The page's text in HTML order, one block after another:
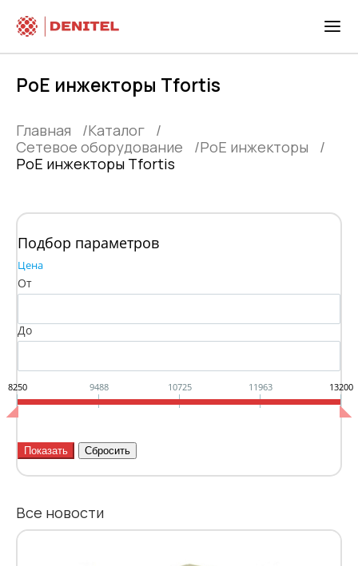
PoE инжекторы Tfortis
Главная
Каталог
Сетевое оборудование
PoE инжекторы
PoE инжекторы Tfortis
Подбор параметров
Цена
От
До
8250 9488 10725 11963 13200
Все новости